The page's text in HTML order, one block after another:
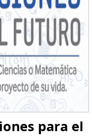
para el